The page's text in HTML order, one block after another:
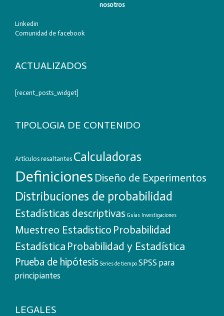
nosotros
Linkedin
Comunidad de facebook
ACTUALIZADOS
[recent_posts_widget]
TIPOLOGIA DE CONTENIDO
Artículos resaltantes Calculadoras
Definiciones Diseño de Experimentos
Distribuciones de probabilidad
Estadísticas descriptivas Guías Investigaciones
Muestreo Estadistico Probabilidad
Estadística Probabilidad y Estadística
Prueba de hipótesis Series de tiempo SPSS para
principiantes
LEGALES